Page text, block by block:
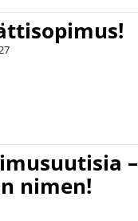
–
nimen!